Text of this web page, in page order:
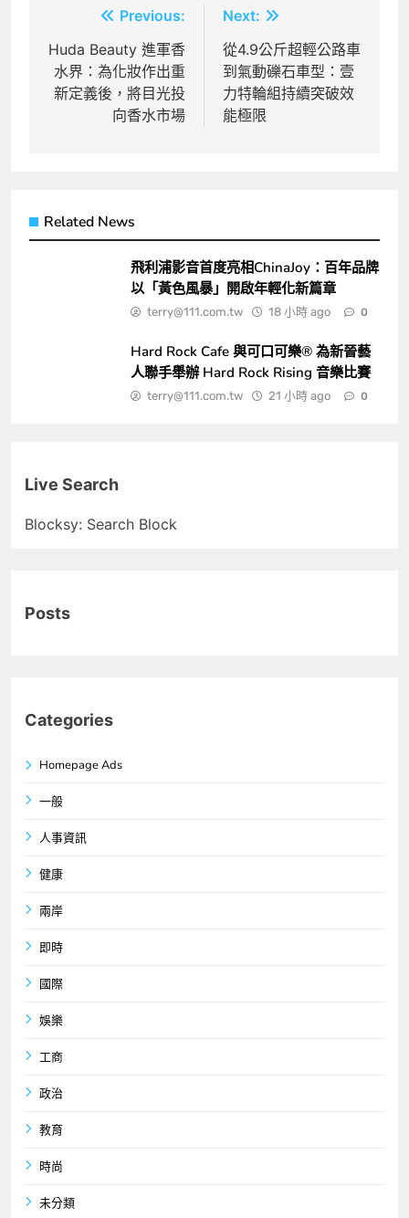
章
導
Previous:
Huda Beauty 進軍香
水界：為化妝作出重
新定義後，將目光投
向香水市場
Next:
從4.9公斤超輕公路車
到氣動礫石車型：壹
力特輪組持續突破效
能極限
Related News
飛利浦影音首度亮相ChinaJoy：百年品牌
以「黃色風暴」開啟年輕化新篇章
terry@111.com.tw 18 小時 ago 0
Hard Rock Cafe 與可口可樂® 為新晉藝
人聯手舉辦 Hard Rock Rising 音樂比賽
terry@111.com.tw 21 小時 ago 0
Live Search
Blocksy: Search Block
Posts
Categories
Homepage Ads
一般
人事資訊
健康
兩岸
即時
國際
娛樂
工商
政治
教育
時尚
未分類